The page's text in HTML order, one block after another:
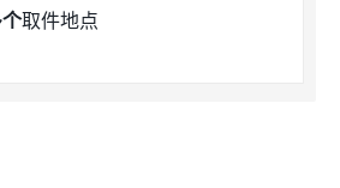
取件地点